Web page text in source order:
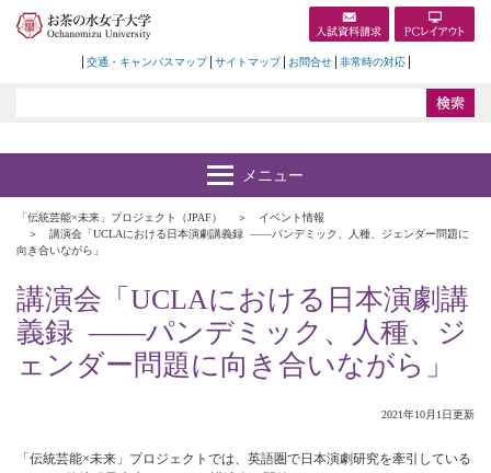
交通・キャンパスマップ サイトマップ お問合せ 非常時の対応
「伝統芸能×未来」プロジェクト（JPAF）
イベント情報
講演会「UCLAにおける日本演劇講義録 ――パンデミック、人種、ジェンダー問題に
向き合いながら」
講演会「UCLAにおける日本演劇講
義録 ――パンデミック、人種、ジ
ェンダー問題に向き合いながら」
2021年10月1日更新
「伝統芸能×未来」プロジェクトでは、英語圏で日本演劇研究を牽引している